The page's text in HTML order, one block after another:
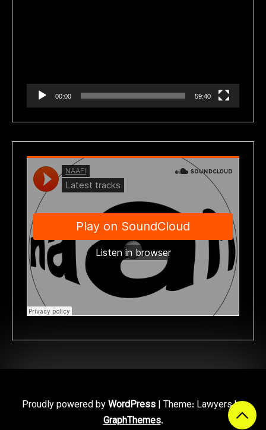
00:00 59:40
Proudly powered byWordPress | Theme: Lawyers by
GraphThemes.